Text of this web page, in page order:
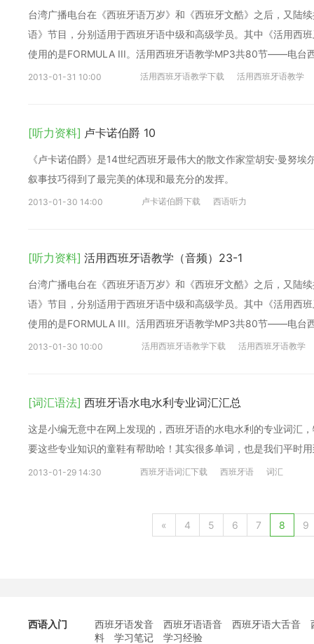
台湾广播电台在《西班牙语万岁》和《西班牙文酷》之后，又陆
语》节目，分别适用于西班牙语中级和高级学员。其中《活用西
使用的是FORMULA III。活用西班牙语教学MP3共80节——电台
2013-01-31 10:00 活用西班牙语教学下载 活用西班牙语教学
[听力资料] 卢卡诺伯爵 10
《卢卡诺伯爵》是14世纪西班牙最伟大的散文作家堂胡安·曼努
叙事技巧得到了最完美的体现和最充分的发挥。
2013-01-30 14:00 卢卡诺伯爵下载 西语听力
[听力资料] 活用西班牙语教学（音频）23-1
台湾广播电台在《西班牙语万岁》和《西班牙文酷》之后，又陆
语》节目，分别适用于西班牙语中级和高级学员。其中《活用西
使用的是FORMULA III。活用西班牙语教学MP3共80节——电台
2013-01-30 10:00 活用西班牙语教学下载 活用西班牙语教学
[词汇语法] 西班牙语水电水利专业词汇汇总
这是小编无意中在网上发现的，西班牙语的水电水利的专业词汇
要这些专业知识的童鞋有帮助哈！其实很多单词，也是我们平时
2013-01-29 14:30 西班牙语词汇下载 西班牙语 词汇
« 4 5 6 7 8 9
西语入门 西班牙语发音 西班牙语语音 西班牙语大舌音
料
学习笔记
学习经验